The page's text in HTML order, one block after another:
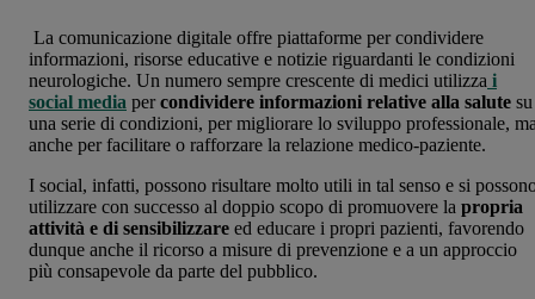
La comunicazione digitale offre piattaforme per condividere
informazioni, risorse educative e notizie riguardanti le condizioni
neurologiche. Un numero sempre crescente di medici utilizza i
social media percondividere informazioni relative alla salute su
una serie di condizioni, per migliorare lo sviluppo professionale,
anche per facilitare o rafforzare la relazione medico-paziente.
I social, infatti, possono risultare molto utili in tal senso e si
utilizzare con successo al doppio scopo di promuovere la propria
attività e di sensibilizzare ed educare i propri pazienti, favorendo
dunque anche il ricorso a misure di prevenzione e a un approccio
più consapevole da parte del pubblico.